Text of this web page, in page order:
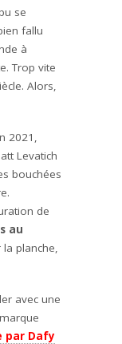
se
fallu
à
Trop vite
Alors,
2021,
Levatich
bouchées
de
au
la planche,
avec une
par Dafy